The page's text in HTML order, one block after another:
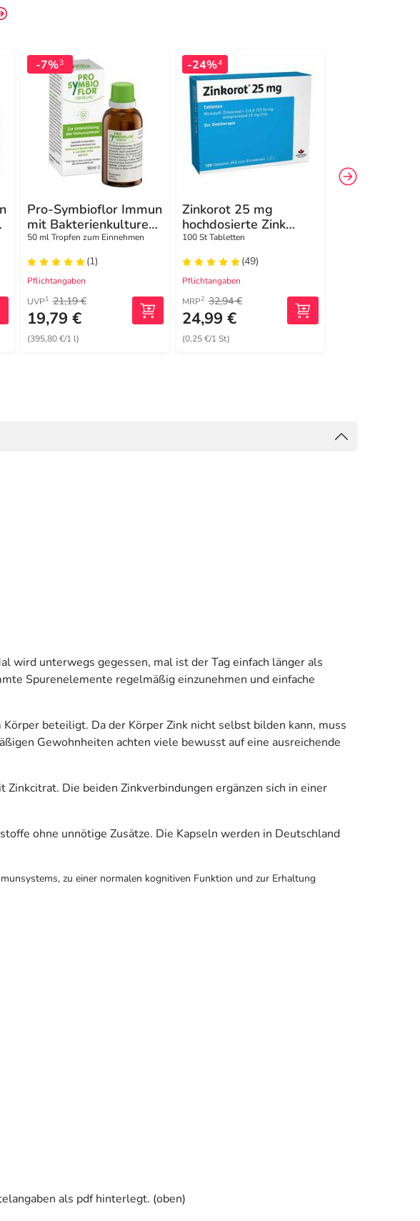
-7%3
Pro-Symbioflor Immun
mit Bakterienkulturen
& Zink
50 ml Tropfen zum Einnehmen
(1)
Pflichtangaben
UVP1 21,19 €
19,79 €
(395,80 €/1 l)
-24%4
Zinkorot 25 mg
hochdosierte Zink
Tabletten
100 St Tabletten
(49)
Pflichtangaben
MRP2 32,94 €
24,99 €
(0,25 €/1 St)
unterwegs gegessen, mal ist der Tag einfach länger als
Spurenelemente regelmäßig einzunehmen und einfache
beteiligt. Da der Körper Zink nicht selbst bilden kann, muss
Gewohnheiten achten viele bewusst auf eine ausreichende
Die beiden Zinkverbindungen ergänzen sich in einer
ohne unnötige Zusätze. Die Kapseln werden in Deutschland
zu einer normalen kognitiven Funktion und zur Erhaltung
als pdf hinterlegt. (oben)